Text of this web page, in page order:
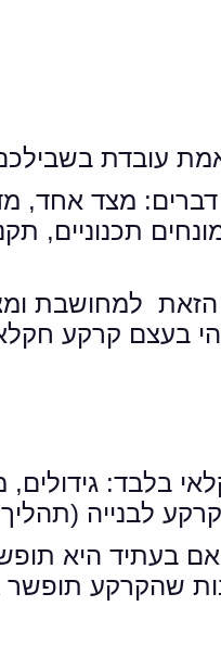
עובדת
מצד אחד,
מורכב, מלא מונחים
למחושבת
בלבד:
לבנייה
בעתיד היא
שהקרקע